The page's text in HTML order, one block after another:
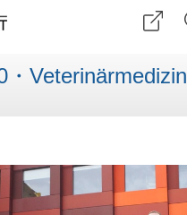
・Veterinärmedizin